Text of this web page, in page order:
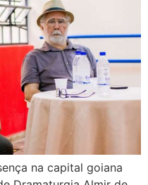
na capital goiana